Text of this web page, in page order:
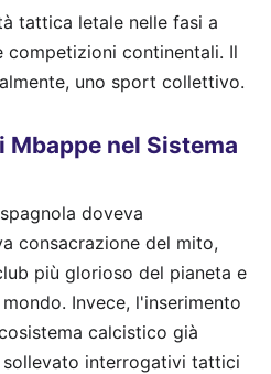
tattica letale nelle fasi a
competizioni continentali. Il
uno sport collettivo.
Mbappe nel Sistema
doveva
consacrazione del mito,
più glorioso del pianeta e
Invece, l'inserimento
calcistico già
interrogativi tattici